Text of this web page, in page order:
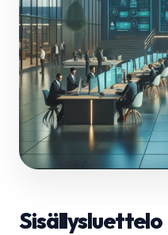
Sisällysluettelo